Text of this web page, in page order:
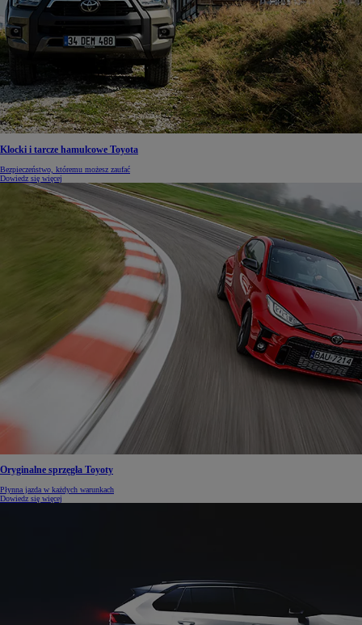
Klocki i tarcze hamulcowe Toyota
Bezpieczeństwo, któremu możesz zaufać
Dowiedz się więcej
Oryginalne sprzęgła Toyoty
Płynna jazda w każdych warunkach
Dowiedz się więcej